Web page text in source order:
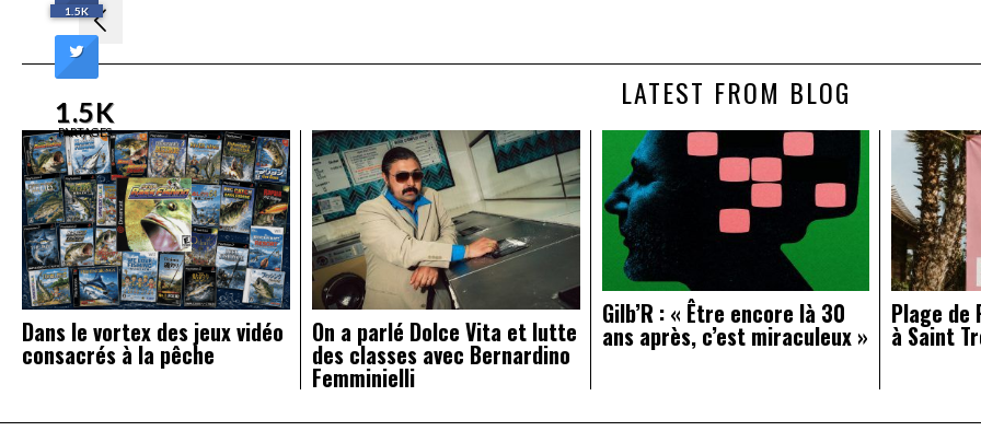
Navigation
de
l’article LATEST FROM BLOG
Dans le vortex des jeux vidéo
consacrés à la pêche
On a parlé Dolce Vita et lutte
des classes avec Bernardino
Femminielli
Gilb’R : « Être encore là 30
ans après, c’est miraculeux »
Plage
à Saint
1.5K
1.5K
PARTAGES